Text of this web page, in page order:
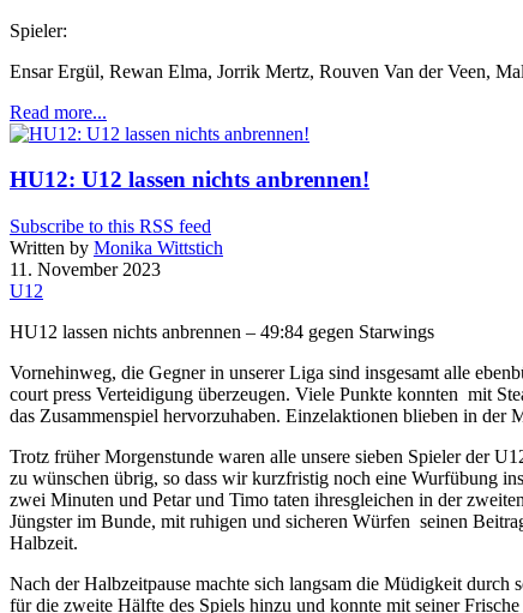
Spieler:
Ensar Ergül, Rewan Elma, Jorrik Mertz, Rouven Van der Veen,
Read more...
HU12: U12 lassen nichts anbrennen!
Subscribe to this RSS feed
Written by Monika Wittstich
11. November 2023
U12
HU12 lassen nichts anbrennen – 49:84 gegen Starwings
Vornehinweg, die Gegner in unserer Liga sind insgesamt alle
court press Verteidigung überzeugen. Viele Punkte konnten mit
das Zusammenspiel hervorzuhaben. Einzelaktionen blieben in der
Trotz früher Morgenstunde waren alle unsere sieben Spieler der
zu wünschen übrig, so dass wir kurzfristig noch eine Wurfübung
zwei Minuten und Petar und Timo taten ihresgleichen in der
Jüngster im Bunde, mit ruhigen und sicheren Würfen seinen
Halbzeit.
Nach der Halbzeitpause machte sich langsam die Müdigkeit
für die zweite Hälfte des Spiels hinzu und konnte mit seiner